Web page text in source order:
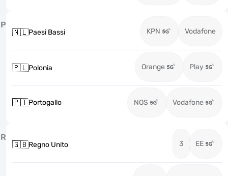
P
🇳🇱Paesi Bassi KPN Vodafone
🇵🇱Polonia Orange Play
🇵🇹Portogallo NOS Vodafone
R
🇬🇧Regno Unito 3 EE